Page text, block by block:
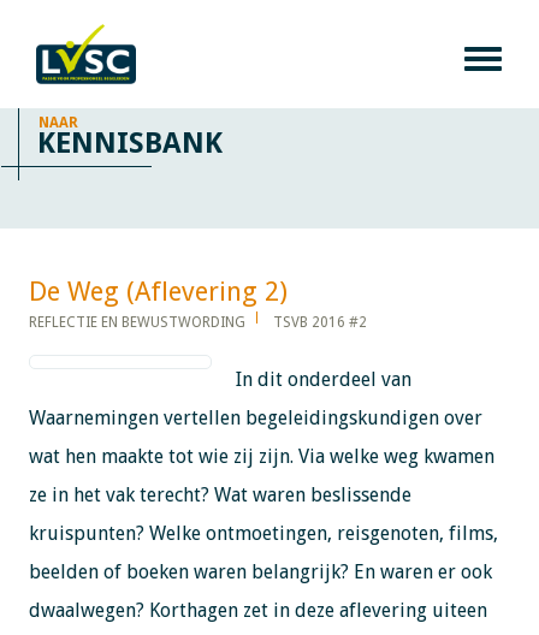
NAAR
KENNISBANK
De Weg (Aflevering 2)​​​​​​
REFLECTIE EN BEWUSTWORDING TSVB 2016 #2
In dit onderdeel van
Waarnemingen vertellen begeleidingskundigen over
wat hen maakte tot wie zij zijn. Via welke weg kwamen
ze in het vak terecht? Wat waren beslissende
kruispunten? Welke ontmoetingen, reisgenoten, films,
beelden of boeken waren belangrijk? En waren er ook
dwaalwegen? Korthagen zet in deze aflevering uiteen